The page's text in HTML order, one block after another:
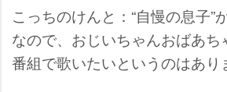
こっちのけんと：“自慢の息子”
なので、おじいちゃんおばあち
番組で歌いたいというのはあり